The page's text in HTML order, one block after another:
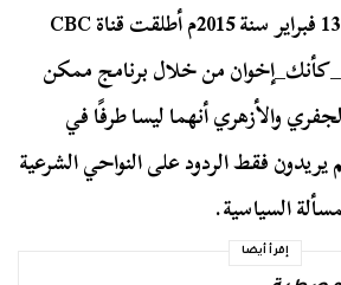
يدلل على ذلك أنه في 13 فبراير سنة 2015م أطلقت قناة CBC
من خلال برنامج ممكن
والأزهري أنهما ليسا طرفًا في
فقط الردود على النواحي الشرعية
السياسية.
إقرأ أيضا